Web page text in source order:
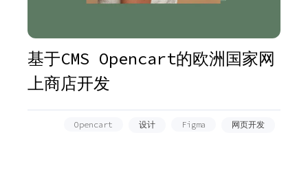
基于CMS Opencart的欧洲国家网
上商店开发
Opencart 设计 Figma 网页开发